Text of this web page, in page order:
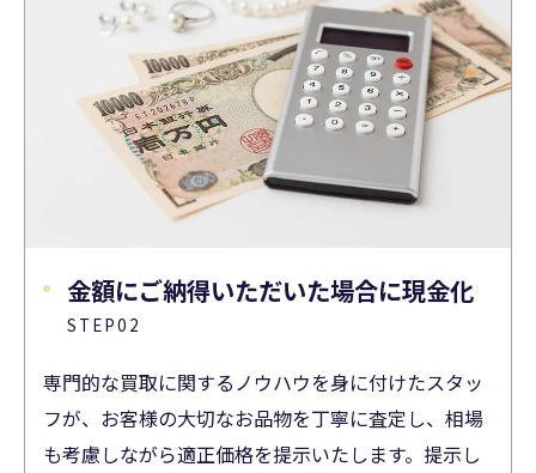
金額にご納得いただいた場合に現金化
STEP02
専門的な買取に関するノウハウを身に付けたスタッ
フが、お客様の大切なお品物を丁寧に査定し、相場
も考慮しながら適正価格を提示いたします。提示し